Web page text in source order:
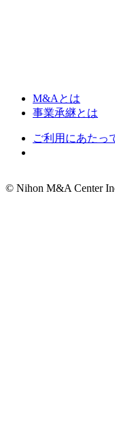
M&Aとは
事業承継とは
ご利用にあたっ
© Nihon M&A Center